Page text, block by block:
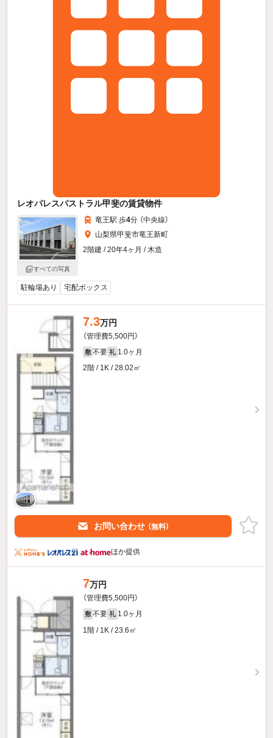
レオパレスパストラル甲斐の賃貸物件
すべての写真
竜王駅 歩4分 （中央線）
山梨県甲斐市竜王新町
2階建 / 20年4ヶ月 / 木造
駐輪場あり 宅配ボックス
7.3万円
（管理費5,500円）
敷 不要 礼 1.0ヶ月
2階 / 1K / 28.02㎡
お問い合わせ （無料）
ほか提供
7万円
（管理費5,500円）
敷 不要 礼 1.0ヶ月
1階 / 1K / 23.6㎡